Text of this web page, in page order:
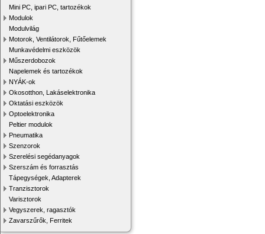
Mini PC, ipari PC, tartozékok
Modulok
Modulvilág
Motorok, Ventilátorok, Fűtőelemek
Munkavédelmi eszközök
Műszerdobozok
Napelemek és tartozékok
NYÁK-ok
Okosotthon, Lakáselektronika
Oktatási eszközök
Optoelektronika
Peltier modulok
Pneumatika
Szenzorok
Szerelési segédanyagok
Szerszám és forrasztás
Tápegységek, Adapterek
Tranzisztorok
Varisztorok
Vegyszerek, ragasztók
Zavarszűrők, Ferritek